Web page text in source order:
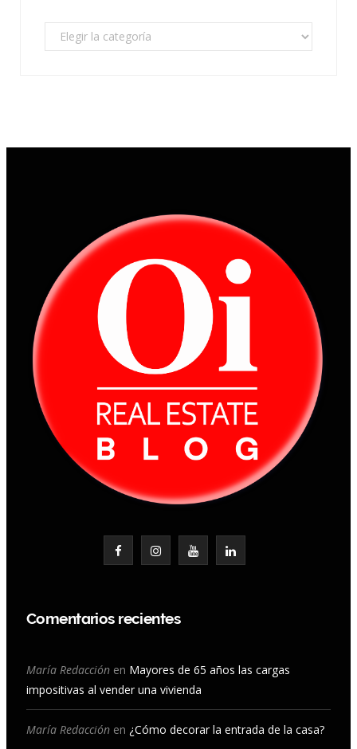
Categorías
b
o
o
I
a
g
r
Y
u
b
e
L
e
I
Comentarios recientes
María Redacción en Mayores de 65 años las cargas
impositivas al vender una vivienda
María Redacción en ¿Cómo decorar la entrada de la casa?